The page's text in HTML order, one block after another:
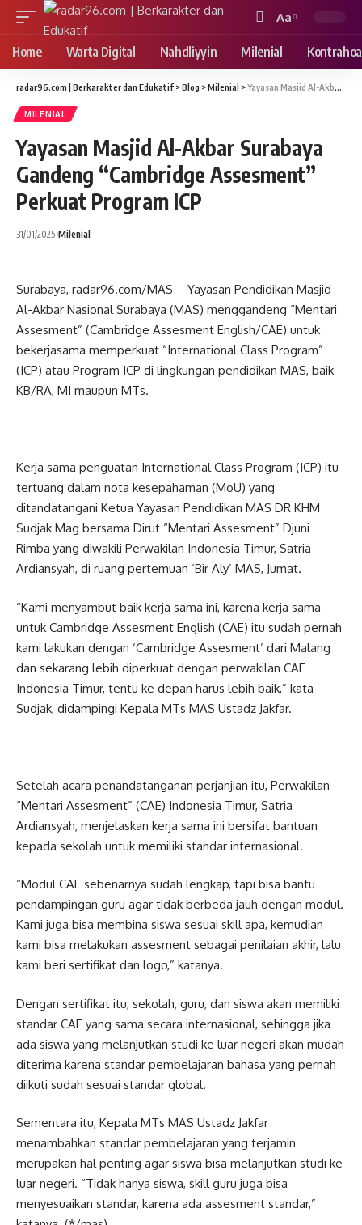
Font
Resizer
Aa
Home Warta Digital Nahdliyyin Milenial
radar96.com | Berkarakter dan Edukatif >Blog >Milenial >Yayasan Masjid Al-Akbar Surabaya Gandeng “Cambridge Assesment” Perkuat Program ICP
MILENIAL
Yayasan Masjid Al-Akbar Surabaya
Gandeng “Cambridge Assesment”
Perkuat Program ICP
31/01/2025 Milenial
Surabaya, radar96.com/MAS – Yayasan Pendidikan Masjid
Al-Akbar Nasional Surabaya (MAS) menggandeng “Mentari
Assesment” (Cambridge Assesment English/CAE) untuk
bekerjasama memperkuat “International Class Program”
(ICP) atau Program ICP di lingkungan pendidikan MAS, baik
KB/RA, MI maupun MTs.
Kerja sama penguatan International Class Program (ICP) itu
tertuang dalam nota kesepahaman (MoU) yang
ditandatangani Ketua Yayasan Pendidikan MAS DR KHM
Sudjak Mag bersama Dirut “Mentari Assesment” Djuni
Rimba yang diwakili Perwakilan Indonesia Timur, Satria
Ardiansyah, di ruang pertemuan ‘Bir Aly’ MAS, Jumat.
“Kami menyambut baik kerja sama ini, karena kerja sama
untuk Cambridge Assesment English (CAE) itu sudah pernah
kami lakukan dengan ‘Cambridge Assesment’ dari Malang
dan sekarang lebih diperkuat dengan perwakilan CAE
Indonesia Timur, tentu ke depan harus lebih baik,” kata
Sudjak, didampingi Kepala MTs MAS Ustadz Jakfar.
Setelah acara penandatanganan perjanjian itu, Perwakilan
“Mentari Assesment” (CAE) Indonesia Timur, Satria
Ardiansyah, menjelaskan kerja sama ini bersifat bantuan
kepada sekolah untuk memiliki standar internasional.
“Modul CAE sebenarnya sudah lengkap, tapi bisa bantu
pendampingan guru agar tidak berbeda jauh dengan modul.
Kami juga bisa membina siswa sesuai skill apa, kemudian
kami bisa melakukan assesment sebagai penilaian akhir, lalu
kami beri sertifikat dan logo,” katanya.
Dengan sertifikat itu, sekolah, guru, dan siswa akan memiliki
standar CAE yang sama secara internasional, sehingga jika
ada siswa yang melanjutkan studi ke luar negeri akan mudah
diterima karena standar pembelajaran bahasa yang pernah
diikuti sudah sesuai standar global.
Sementara itu, Kepala MTs MAS Ustadz Jakfar
menambahkan standar pembelajaran yang terjamin
merupakan hal penting agar siswa bisa melanjutkan studi ke
luar negeri. “Tidak hanya siswa, skill guru juga bisa
menyesuaikan standar, karena ada assesment standar,”